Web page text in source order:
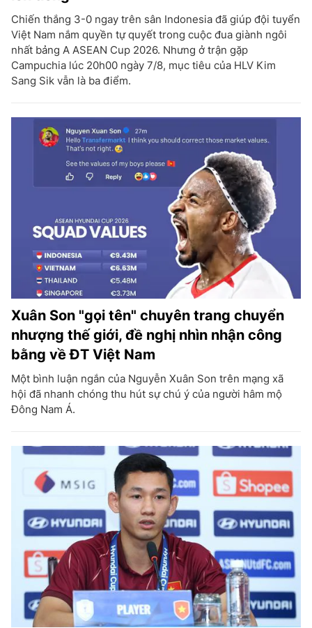
Chiến thắng 3-0 ngay trên sân Indonesia đã giúp đội tuyển
Việt Nam nắm quyền tự quyết trong cuộc đua giành ngôi
nhất bảng A ASEAN Cup 2026. Nhưng ở trận gặp
Campuchia lúc 20h00 ngày 7/8, mục tiêu của HLV Kim
Sang Sik vẫn là ba điểm.
Xuân Son "gọi tên" chuyên trang chuyển
nhượng thế giới, đề nghị nhìn nhận công
bằng về ĐT Việt Nam
Một bình luận ngắn của Nguyễn Xuân Son trên mạng xã
hội đã nhanh chóng thu hút sự chú ý của người hâm mộ
Đông Nam Á.